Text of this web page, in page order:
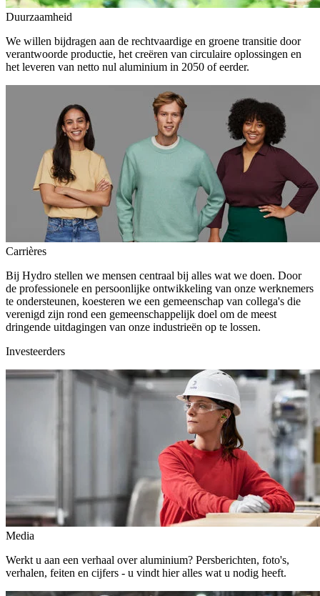
Duurzaamheid
We willen bijdragen aan de rechtvaardige en groene transitie door
verantwoorde productie, het creëren van circulaire oplossingen en
het leveren van netto nul aluminium in 2050 of eerder.
Carrières
Bij Hydro stellen we mensen centraal bij alles wat we doen. Door
de professionele en persoonlijke ontwikkeling van onze werknemers
te ondersteunen, koesteren we een gemeenschap van collega's die
verenigd zijn rond een gemeenschappelijk doel om de meest
dringende uitdagingen van onze industrieën op te lossen.
Investeerders
Media
Werkt u aan een verhaal over aluminium? Persberichten, foto's,
verhalen, feiten en cijfers - u vindt hier alles wat u nodig heeft.